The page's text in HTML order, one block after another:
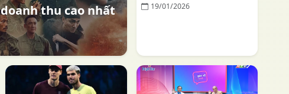
thu cao nhất
19/01/2026